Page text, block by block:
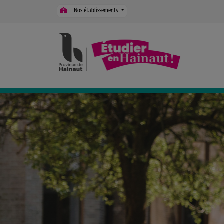
Panneau de gestion des cookies
Nos établissements